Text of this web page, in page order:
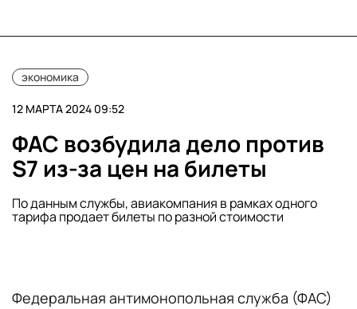
экономика
12 МАРТА 2024 09:52
ФАС возбудила дело против
S7 из-за цен на билеты
По данным службы, авиакомпания в рамках одного
тарифа продает билеты по разной стоимости
Федеральная антимонопольная служба (ФАС)